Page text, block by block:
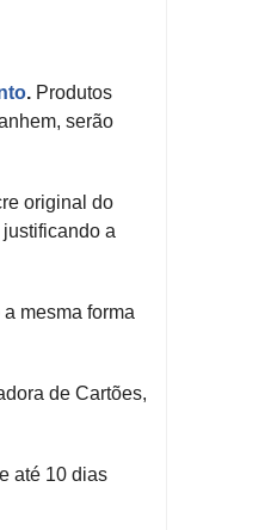
. Produtos
serão
original do
a
mesma forma
de Cartões,
até 10 dias